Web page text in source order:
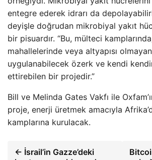
entegre ederek idrarı da
deyişle doğrudan mikrobiyal yakıt
bir pisuardır. “Bu, mülteci
mahallelerinde veya altyapısı
uygulanabilecek özerk ve kendi
ettirebilen bir projedir.”
Bill ve Melinda Gates Vakfı ile
proje, enerji üretmek amacıyla
kamplarına kurulacak.
← İsrail’in Gazze’deki